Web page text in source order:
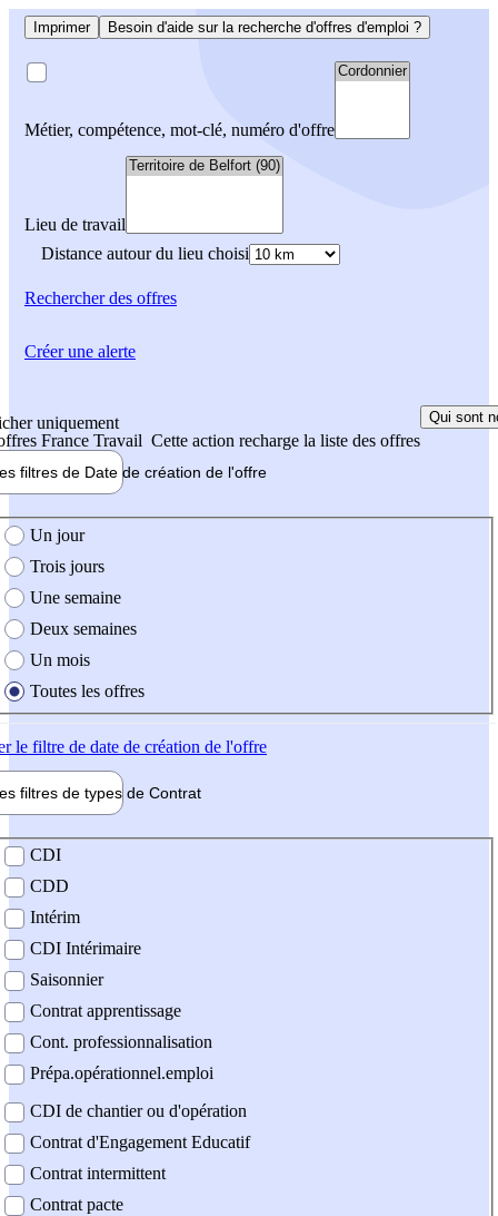
Imprimer Besoin d'aide sur la recherche d'offres d'emploi ?
Métier, compétence, mot-clé, numéro d'offre
Lieu de travail
Distance autour du lieu choisi
Rechercherdes offres
uniquement
France Travail Cette action recharge la liste des offres
Qui sont
filtres de Date de création de l'offre
création de l'offre
Un jour
Trois jours
Une semaine
Deux semaines
Un mois
Toutes les offres
le filtre de date de création de l'offre
filtres de types de Contrat
contrat
CDI
CDD
Intérim
CDI Intérimaire
Saisonnier
Contrat apprentissage
Cont. professionnalisation
Prépa.opérationnel.emploi
CDI de chantier ou d'opération
Contrat d'Engagement Educatif
Contrat intermittent
Contrat pacte
Créer une alerte